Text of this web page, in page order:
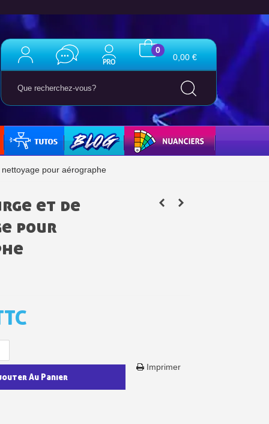
0
0,00 €
TUTO BLOG NUANCIERS
pour aérographe
et de
pour
Au Panier
Imprimer